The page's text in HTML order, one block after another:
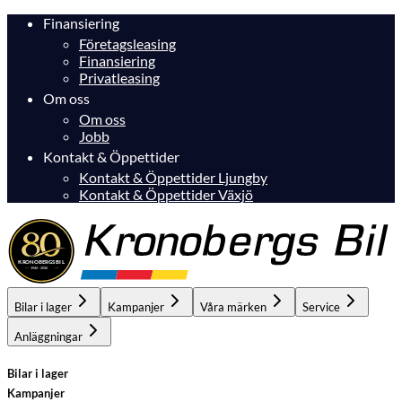
Finansiering
Företagsleasing
Finansiering
Privatleasing
Om oss
Om oss
Jobb
Kontakt & Öppettider
Kontakt & Öppettider Ljungby
Kontakt & Öppettider Växjö
Bilar i lager Kampanjer Våra märken Service
Anläggningar
Bilar i lager
Kampanjer